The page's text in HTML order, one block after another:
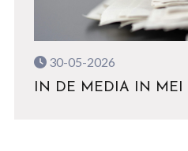
30-05-2026
IN DE MEDIA IN MEI